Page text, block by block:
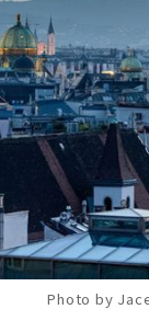
Photo by